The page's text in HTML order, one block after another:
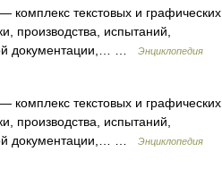
комплекс текстовых и графических
производства, испытаний,
документации,… …
Энциклопедия
комплекс текстовых и графических
производства, испытаний,
документации,… …
Энциклопедия